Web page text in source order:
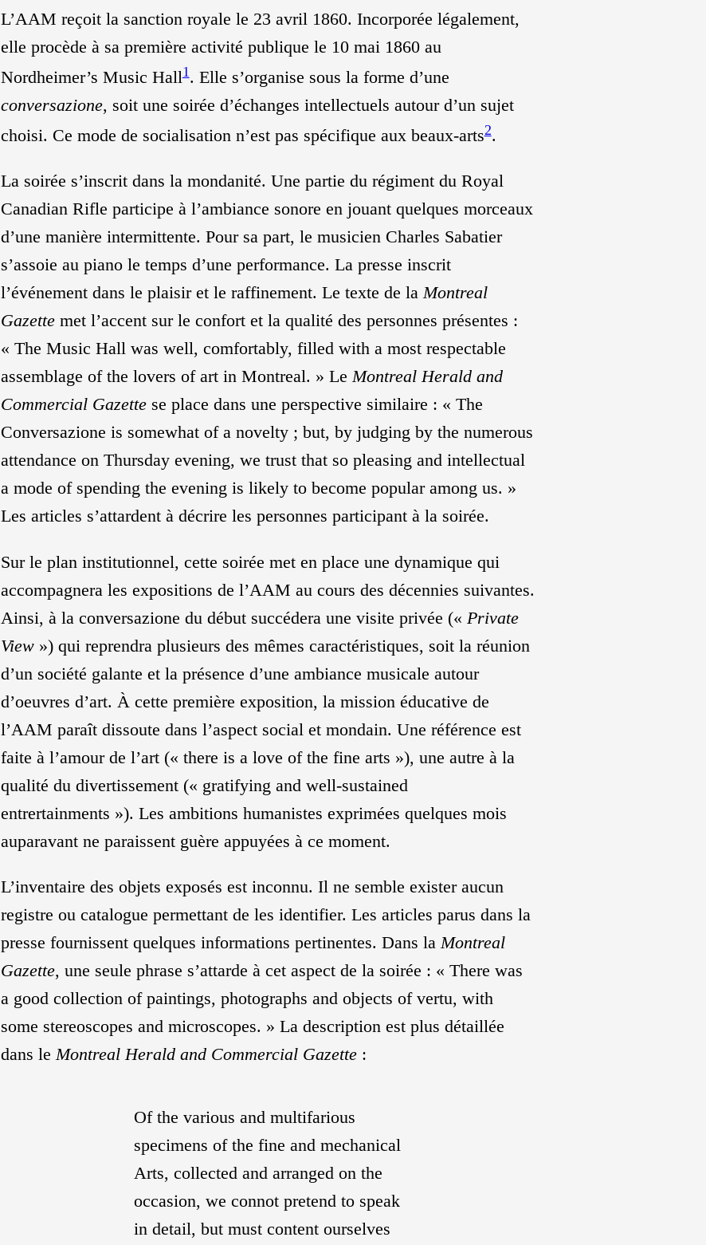
L’AAM reçoit la sanction royale le 23 avril 1860. Incorporée légalement,
elle procède à sa première activité publique le 10 mai 1860 au
Nordheimer’s Music Hall1. Elle s’organise sous la forme d’une
conversazione, soit une soirée d’échanges intellectuels autour d’un sujet
choisi. Ce mode de socialisation n’est pas spécifique aux beaux-arts2.
La soirée s’inscrit dans la mondanité. Une partie du régiment du Royal
Canadian Rifle participe à l’ambiance sonore en jouant quelques morceaux
d’une manière intermittente. Pour sa part, le musicien Charles Sabatier
s’assoie au piano le temps d’une performance. La presse inscrit
l’événement dans le plaisir et le raffinement. Le texte de laMontreal
Gazettemet l’accent sur le confort et la qualité des personnes présentes :
« The Music Hall was well, comfortably, filled with a most respectable
assemblage of the lovers of art in Montreal. » LeMontreal Herald and
Commercial Gazettese place dans une perspective similaire : « The
Conversazione is somewhat of a novelty ; but, by judging by the numerous
attendance on Thursday evening, we trust that so pleasing and intellectual
a mode of spending the evening is likely to become popular among us. »
Les articles s’attardent à décrire les personnes participant à la soirée.
Sur le plan institutionnel, cette soirée met en place une dynamique qui
accompagnera les expositions de l’AAM au cours des décennies suivantes.
Ainsi, à la conversazione du début succédera une visite privée (« Private
View») qui reprendra plusieurs des mêmes caractéristiques, soit la réunion
d’un société galante et la présence d’une ambiance musicale autour
d’oeuvres d’art. À cette première exposition, la mission éducative de
l’AAM paraît dissoute dans l’aspect social et mondain. Une référence est
faite à l’amour de l’art (« there is a love of the fine arts »), une autre à la
qualité du divertissement (« gratifying and well-sustained
entrertainments »). Les ambitions humanistes exprimées quelques mois
auparavant ne paraissent guère appuyées à ce moment.
L’inventaire des objets exposés est inconnu. Il ne semble exister aucun
registre ou catalogue permettant de les identifier. Les articles parus dans la
presse fournissent quelques informations pertinentes. Dans la Montreal
Gazette, une seule phrase s’attarde à cet aspect de la soirée : « There was
a good collection of paintings, photographs and objects of vertu, with
some stereoscopes and microscopes. » La description est plus détaillée
dans le Montreal Herald and Commercial Gazette:
Of the various and multifarious
specimens of the fine and mechanical
Arts, collected and arranged on the
occasion, we connot pretend to speak
in detail, but must content ourselves